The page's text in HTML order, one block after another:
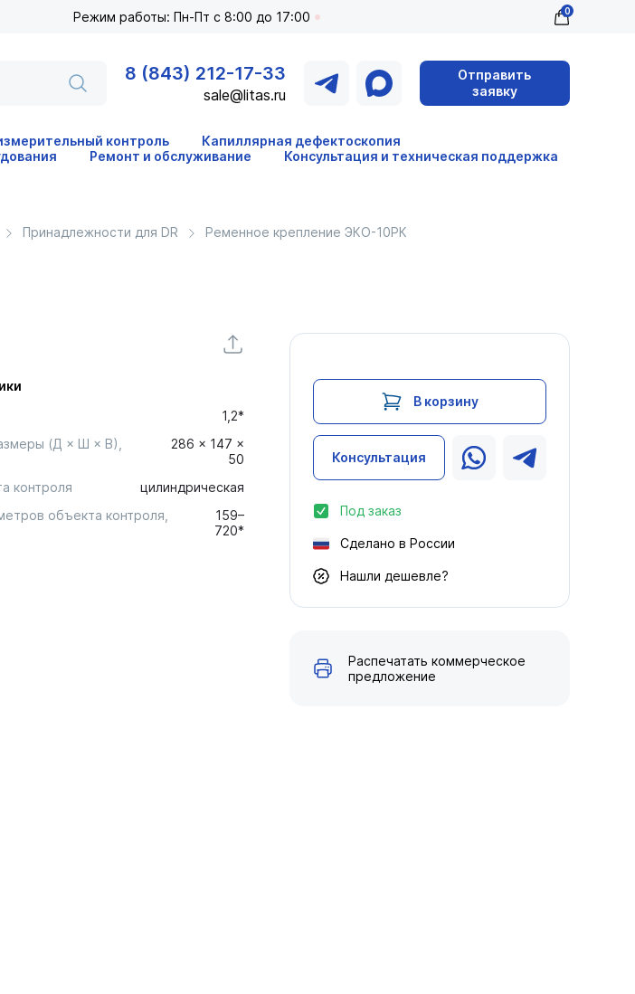
Режим работы: Пн-Пт с 8:00 до 17:00 0
8 (843) 212-17-33
sale@litas.ru
Отправить
заявку
контроль
Капиллярная дефектоскопия
Ремонт и обслуживание Консультация и техническая поддержка
Принадлежности для DR Ременное крепление ЭКО-10РК
1,2*
(Д × Ш × В),
286 × 147 ×
50
контроля
цилиндрическая
объекта контроля,
159–
720*
В корзину
Консультация
Под заказ
Сделано в России
Нашли дешевле?
Распечатать коммерческое
предложение